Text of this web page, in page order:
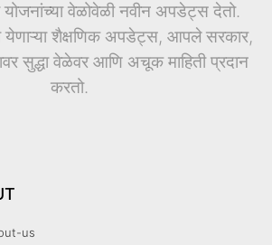
वेळोवेळी नवीन अपडेट्स देतो.
शैक्षणिक अपडेट्स, आपले सरकार,
सुद्धा वेळेवर आणि अचूक माहिती प्रदान
करतो.
us